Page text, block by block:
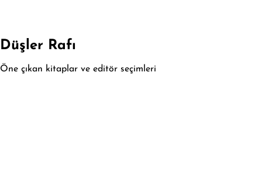
Düşler Rafı
Öne çıkan kitaplar ve editör seçimleri